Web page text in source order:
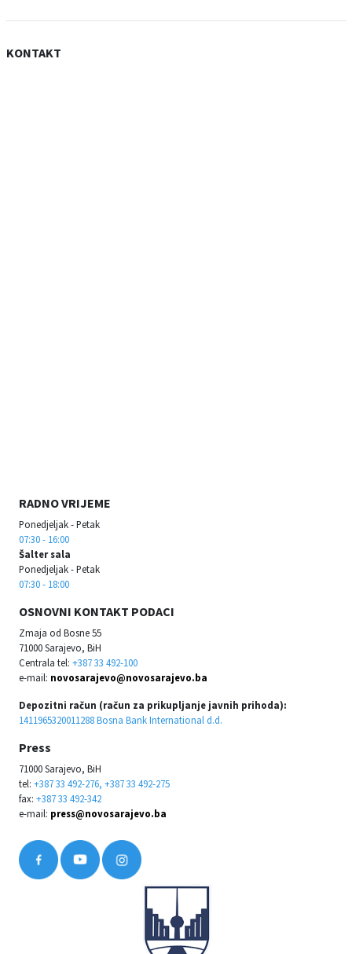
KONTAKT
RADNO VRIJEME
Ponedjeljak - Petak
07:30 - 16:00
Šalter sala
Ponedjeljak - Petak
07:30 - 18:00
OSNOVNI KONTAKT PODACI
Zmaja od Bosne 55
71000 Sarajevo, BiH
Centrala tel: +387 33 492-100
e-mail: novosarajevo@novosarajevo.ba
Depozitni račun (račun za prikupljanje javnih prihoda):
1411965320011288 Bosna Bank International d.d.
Press
71000 Sarajevo, BiH
tel: +387 33 492-276, +387 33 492-275
fax: +387 33 492-342
e-mail: press@novosarajevo.ba